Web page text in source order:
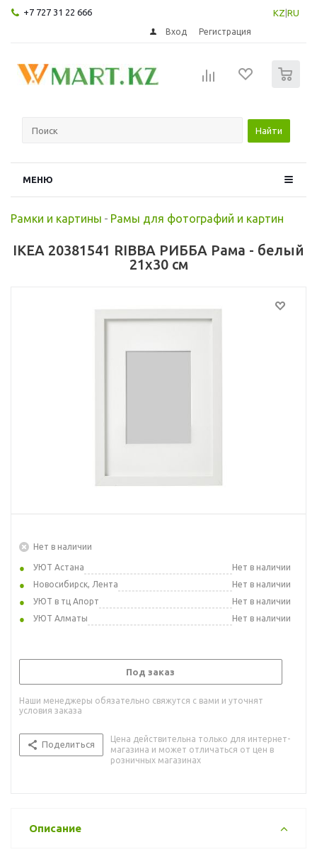
+7 727 31 22 666 KZ RU
Вход Регистрация
Найти
МЕНЮ
Рамки и картины - Рамы для фотографий и картин
IKEA 20381541 RIBBA РИББА Рама - белый
21x30 см
Нет в наличии
УЮТ Астана
Нет в наличии
Новосибирск, Лента
Нет в наличии
УЮТ в тц Апорт
Нет в наличии
УЮТ Алматы
Нет в наличии
Под заказ
Наши менеджеры обязательно свяжутся с вами и уточнят
условия заказа
Поделиться
Цена действительна только для интернет-
магазина и может отличаться от цен в
розничных магазинах
Описание